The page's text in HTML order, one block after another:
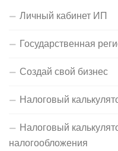
Личный кабинет ИП
Государственная
Создай свой бизнес
Налоговый
Налоговый
налогообложения